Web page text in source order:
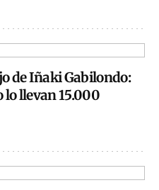
de Iñaki Gabilondo:
llevan 15.000